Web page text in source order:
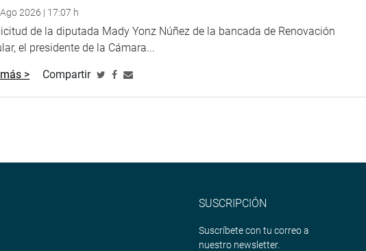
de las mayores economías del mundo en Lima, señaló que hasta el
presencia del presidente de la República Popular China, el cual
República. Añadió que se espera la confirmación oficial de la venida
días.
grupos de avanzada para las coordinaciones correspondientes,
2026 | 17:07 h
de la diputada Mady Yonz Núñez de la bancada de Renovación
el presidente de la Cámara...
> Compartir
SUSCRIPCIÓN
Suscríbete con tu correo a
nuestro newsletter.